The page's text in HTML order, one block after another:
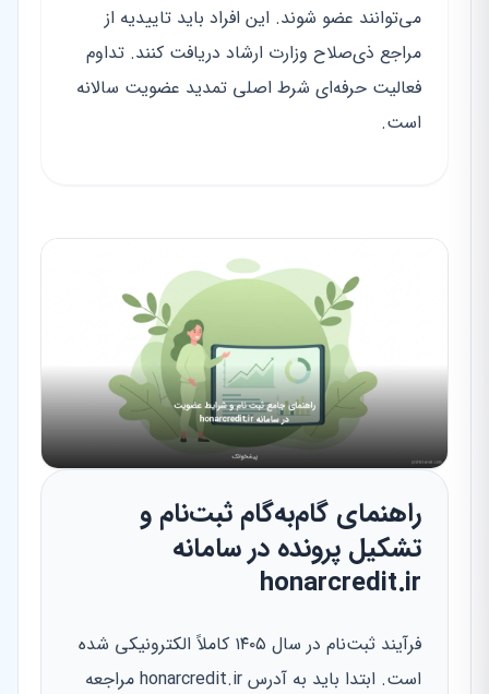
می‌توانند عضو شوند. این افراد باید تاییدیه از
مراجع ذی‌صلاح وزارت ارشاد دریافت کنند. تداوم
فعالیت حرفه‌ای شرط اصلی تمدید عضویت سالانه
است.
راهنمای گام‌به‌گام ثبت‌نام و
تشکیل پرونده در سامانه
honarcredit.ir
فرآیند ثبت‌نام در سال ۱۴۰۵ کاملاً الکترونیکی شده
است. ابتدا باید به آدرس honarcredit.ir مراجعه